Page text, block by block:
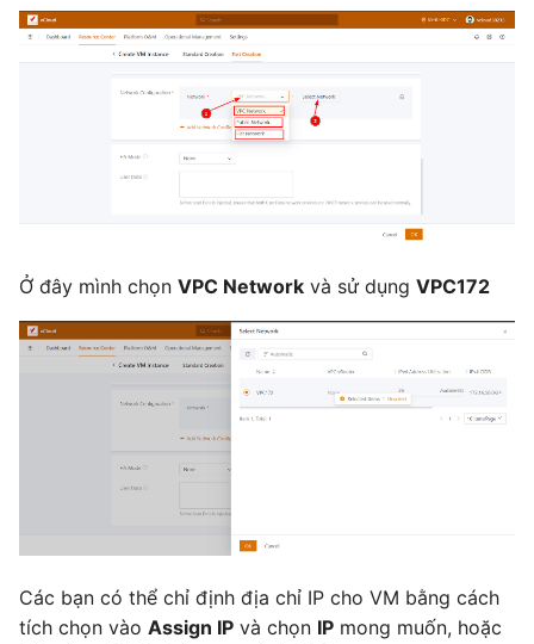
Ở đây mình chọn VPC Network và sử dụng VPC172
Các bạn có thể chỉ định địa chỉ IP cho VM bằng cách
tích chọn vào Assign IP và chọn IP mong muốn, hoặc